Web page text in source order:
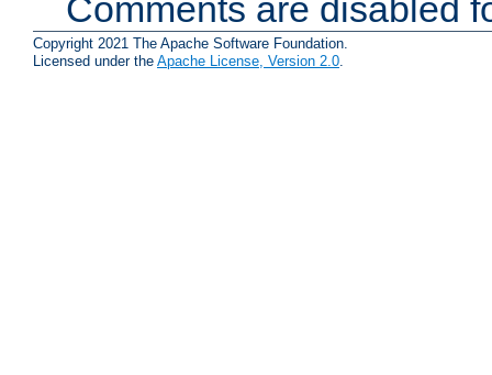
Comments are disabled
Copyright 2021 The Apache Software Foundation.
Licensed under the Apache License, Version 2.0